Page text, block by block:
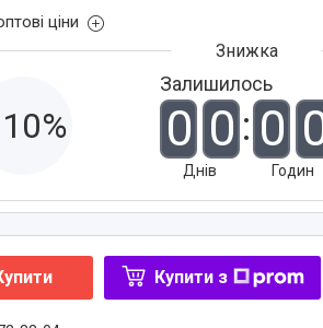
ціни
Залишилось
0 0
Днів
0
Годин
Купити з